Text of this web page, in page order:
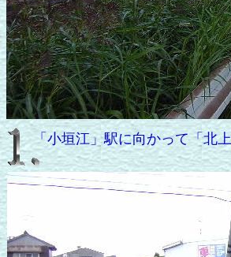
「小垣江」駅に向かって「北